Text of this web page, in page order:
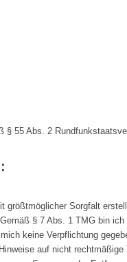
§ 55 Abs. 2
größtmöglicher Sorgfalt
§ 7 Abs. 1 TMG bin
keine Verpflichtung
auf nicht rechtmäßige